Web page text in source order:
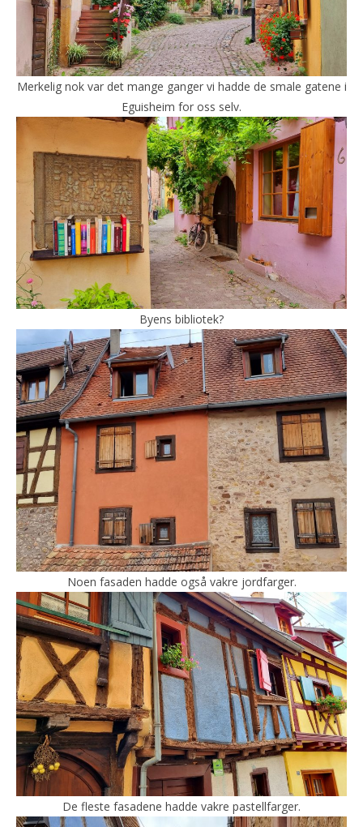
Merkelig nok var det mange ganger vi hadde de smale gatene i
Eguisheim for oss selv.
Byens bibliotek?
Noen fasaden hadde også vakre jordfarger.
De fleste fasadene hadde vakre pastellfarger.